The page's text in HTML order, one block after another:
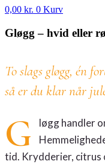
0,00 kr. 0 Kurv
Gløgg – hvid eller
To slags gløgg, én
så er du klar når
G
løgg handler
tid. Krydderier, citrus